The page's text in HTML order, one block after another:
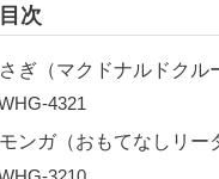
目次
ぎ（マクドナルドクル
4321
ンガ（おもてなしリー